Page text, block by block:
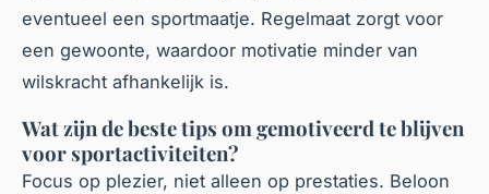
eventueel een sportmaatje. Regelmaat zorgt voor
een gewoonte, waardoor motivatie minder van
wilskracht afhankelijk is.
Wat zijn de beste tips om gemotiveerd te blijven
voor sportactiviteiten?
Focus op plezier, niet alleen op prestaties. Beloon